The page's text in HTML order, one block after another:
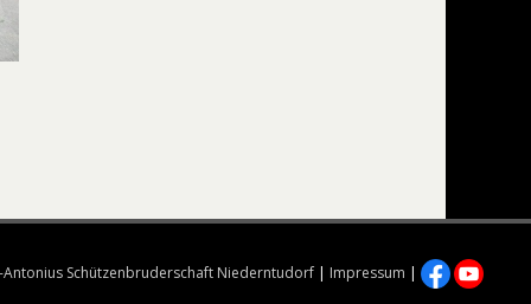
Antonius Schützenbruderschaft Niederntudorf | Impressum |